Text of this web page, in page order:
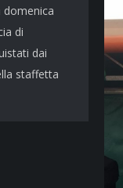
di
dai
staffetta